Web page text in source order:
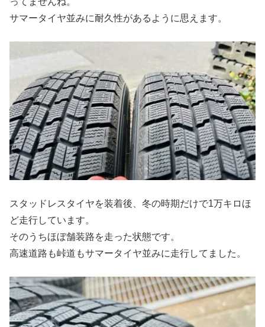
サマータイヤ並みに耐久性があるように思えます。
スタッドレスタイヤを装着後、冬の時期だけで1万キロほ
ど走行しています。
そのうちほぼ舗装路を走った状態です。
高速道路も峠道もサマータイヤ並みに走行してました。